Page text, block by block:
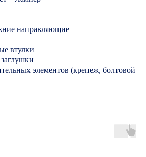
направляющие
втулки
элементов (крепеж, болтовой